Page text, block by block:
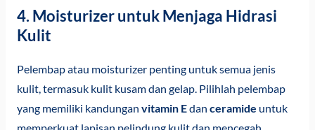
4. Moisturizer untuk Menjaga Hidrasi
Kulit
Pelembap atau moisturizer penting untuk semua jenis
kulit, termasuk kulit kusam dan gelap. Pilihlah pelembap
yang memiliki kandungan vitamin Edan ceramide untuk